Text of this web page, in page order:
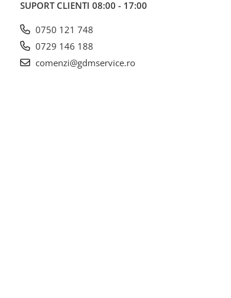
SUPORT CLIENTI 08:00 - 17:00
0750 121 748
0729 146 188
comenzi@gdmservice.ro